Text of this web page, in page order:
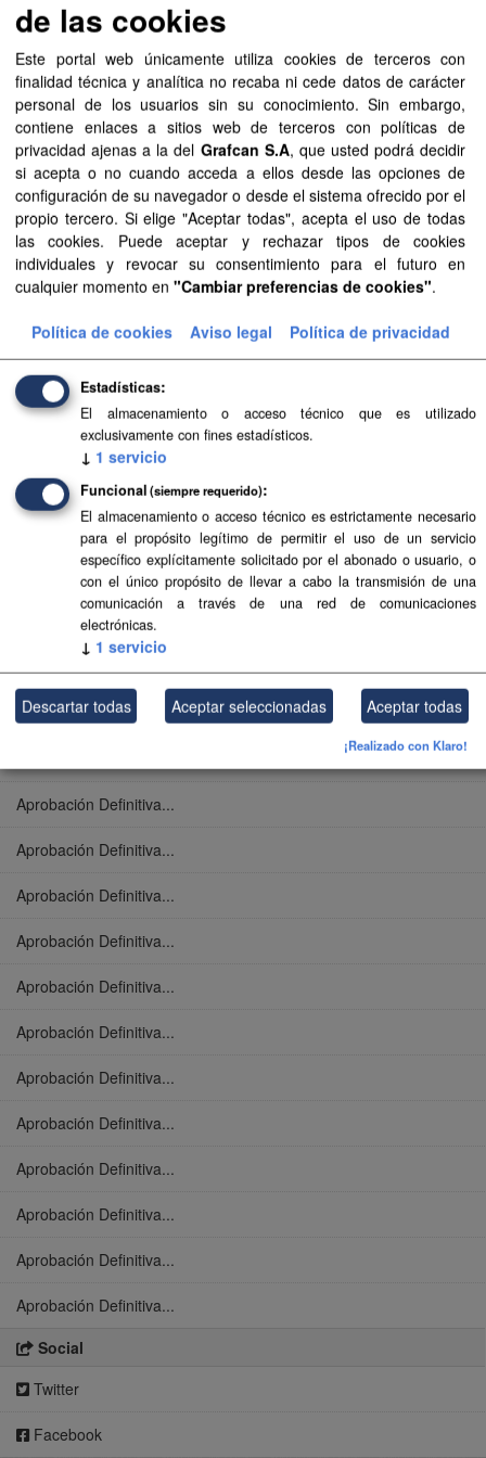
Recursos
Aprobación Definitiva...
Aprobación Definitiva...
Aprobación Definitiva...
Aprobación Definitiva...
Aprobación Definitiva...
Aprobación Definitiva...
Aprobación Definitiva...
Aprobación Definitiva...
Aprobación Definitiva...
Aprobación Definitiva...
Aprobación Definitiva...
Aprobación Definitiva...
Aprobación Definitiva...
Aprobación Definitiva...
Aprobación Definitiva...
Aprobación Definitiva...
Aprobación Definitiva...
Aprobación Definitiva...
Aprobación Definitiva...
Aprobación Definitiva...
Aprobación Definitiva...
Aprobación Definitiva...
Aprobación Definitiva...
Aprobación Definitiva...
Aprobación Definitiva...
Social
Twitter
Facebook
de las cookies
Este portal web únicamente utiliza cookies de terceros con
finalidad técnica y analítica no recaba ni cede datos de carácter
personal de los usuarios sin su conocimiento. Sin embargo,
contiene enlaces a sitios web de terceros con políticas de
privacidad ajenas a la del Grafcan S.A, que usted podrá decidir
si acepta o no cuando acceda a ellos desde las opciones de
configuración de su navegador o desde el sistema ofrecido por el
propio tercero. Si elige "Aceptar todas", acepta el uso de todas
las cookies. Puede aceptar y rechazar tipos de cookies
individuales y revocar su consentimiento para el futuro en
cualquier momento en "Cambiar preferencias de cookies".
Política de cookies Aviso legal Política de privacidad
Estadísticas
El almacenamiento o acceso técnico que es utilizado
exclusivamente con fines estadísticos.
↓ 1 servicio
Funcional (siempre requerido)
El almacenamiento o acceso técnico es estrictamente necesario
para el propósito legítimo de permitir el uso de un servicio
específico explícitamente solicitado por el abonado o usuario, o
con el único propósito de llevar a cabo la transmisión de una
comunicación a través de una red de comunicaciones
electrónicas.
↓ 1 servicio
Descartar todas Aceptar seleccionadas Aceptar todas
¡Realizado con Klaro!